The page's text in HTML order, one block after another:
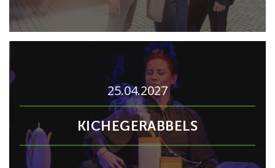
25.04.2027
KICHEGERABBELS